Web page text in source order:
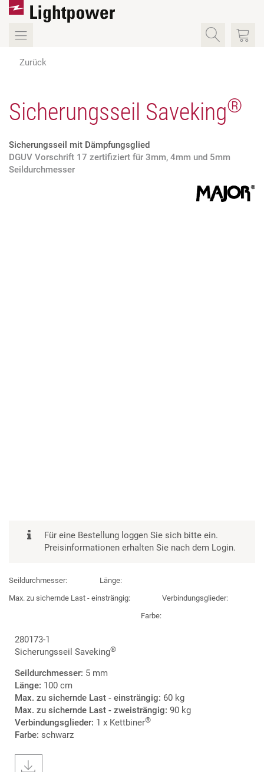
Zurück
Sicherungsseil Saveking®
Sicherungsseil mit Dämpfungsglied
DGUV Vorschrift 17 zertifiziert für 3mm, 4mm und 5mm
Seildurchmesser
Für eine Bestellung loggen Sie sich bitte ein.
Preisinformationen erhalten Sie nach dem Login.
Seildurchmesser:
Länge:
Max. zu sichernde Last - einsträngig:
Verbindungsglieder:
Farbe:
280173-1
Sicherungsseil Saveking®
Seildurchmesser: 5 mm
Länge: 100 cm
Max. zu sichernde Last - einsträngig: 60 kg
Max. zu sichernde Last - zweisträngig: 90 kg
Verbindungsglieder: 1 x Kettbiner®
Farbe: schwarz